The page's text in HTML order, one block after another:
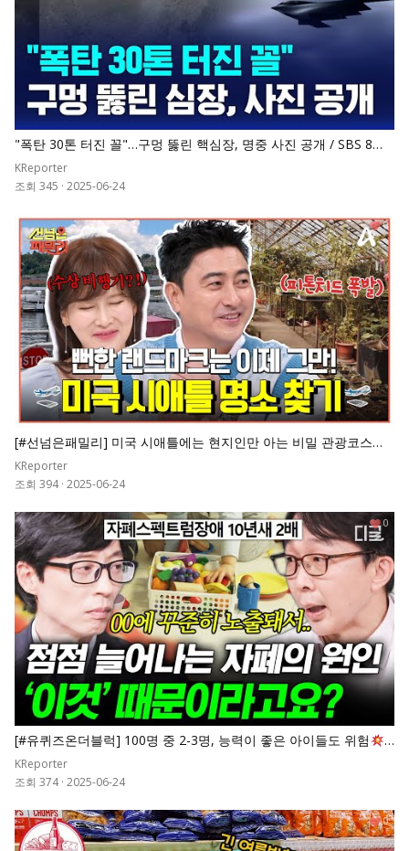
"폭탄 30톤 터진 꼴"…구멍 뚫린 핵심장, 명중 사진 공개 / SBS 8뉴
스
KReporter
조회 345 · 2025-06-24
[#선넘은패밀리] 미국 시애틀에는 현지인만 아는 비밀 관광코스가
있다?! 미국 패밀리의 신나는 하루
KReporter
조회 394 · 2025-06-24
0
[#유퀴즈온더블럭] 100명 중 2-3명, 능력이 좋은 아이들도 위험
꾸준히 증가하는 자폐 스펙트럼의 증가 원인은
KReporter
조회 374 · 2025-06-24
0
0